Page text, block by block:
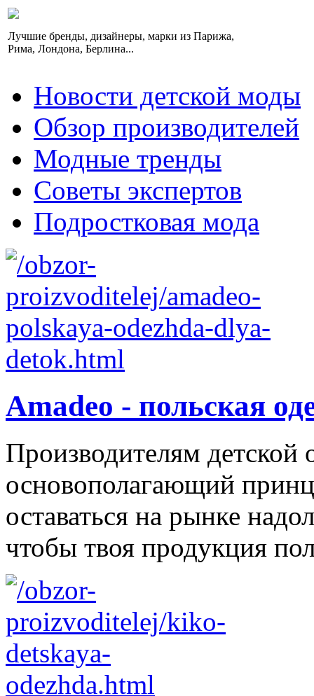
Лучшие бренды, дизайнеры, марки из Парижа,
Рима, Лондона, Берлина...
Новости детской моды
Обзор производителей
Модные тренды
Советы экспертов
Подростковая мода
Amadeo - польская
Производителям детской
основополагающий
оставаться на рынке
чтобы твоя продукция